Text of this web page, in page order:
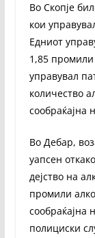
Во Скопје
кои
Едниот
1,85 промили
управувал
количество
сообраќајна
Во Дебар,
уапсен
дејство на
промили
сообраќајна
полициски